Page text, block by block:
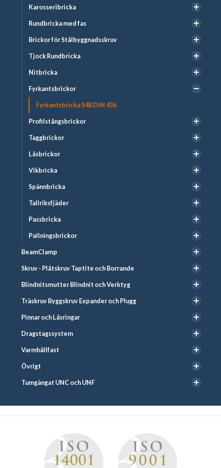
Karosseribricka
Rundbricka med fas
Brickor för Stålbyggnadsskruv
Tjock Rundbricka
Nitbricka
Fyrkantsbrickor
Fyrkantsbricka S4B DIN 436
Profilstångsbrickor
Taggbrickor
Låsbrickor
Vikbricka
Spännbricka
Tallriksfjäder
Passbricka
Pallningsbrickor
BeamClamp
Skruv - Plåtskruv Taptite och Borrande
Blindnitsmutter Blindnit och Verktyg
Träskruv Byggskruv Expander och Plugg
Pinnar och Låsringar
Dragstagssystem
Varmhållfast
Övrigt
Tumgängat UNC och UNF